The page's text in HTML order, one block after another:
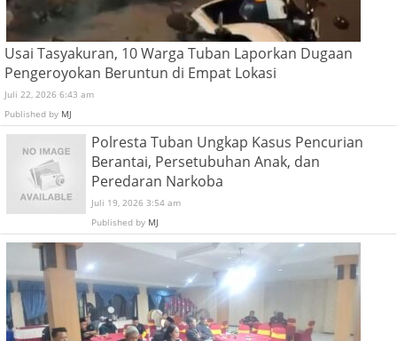
Usai Tasyakuran, 10 Warga Tuban Laporkan Dugaan
Pengeroyokan Beruntun di Empat Lokasi
Juli 22, 2026 6:43 am
Published by MJ
Polresta Tuban Ungkap Kasus Pencurian
Berantai, Persetubuhan Anak, dan
Peredaran Narkoba
Juli 19, 2026 3:54 am
Published by MJ